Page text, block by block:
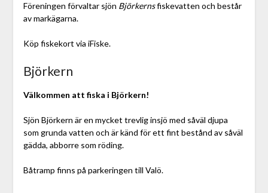
Föreningen förvaltar sjön Björkernsfiskevatten och består
av markägarna.
Köp fiskekort via iFiske.
Björkern
Välkommen att fiska i Björkern!
Sjön Björkern är en mycket trevlig insjö med såväl djupa
som grunda vatten och är känd för ett fint bestånd av såväl
gädda, abborre som röding.
Båtramp finns på parkeringen till Valö.